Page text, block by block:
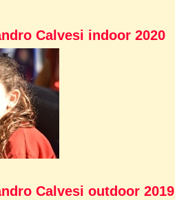
Calvesi indoor 2020
Calvesi outdoor 2019